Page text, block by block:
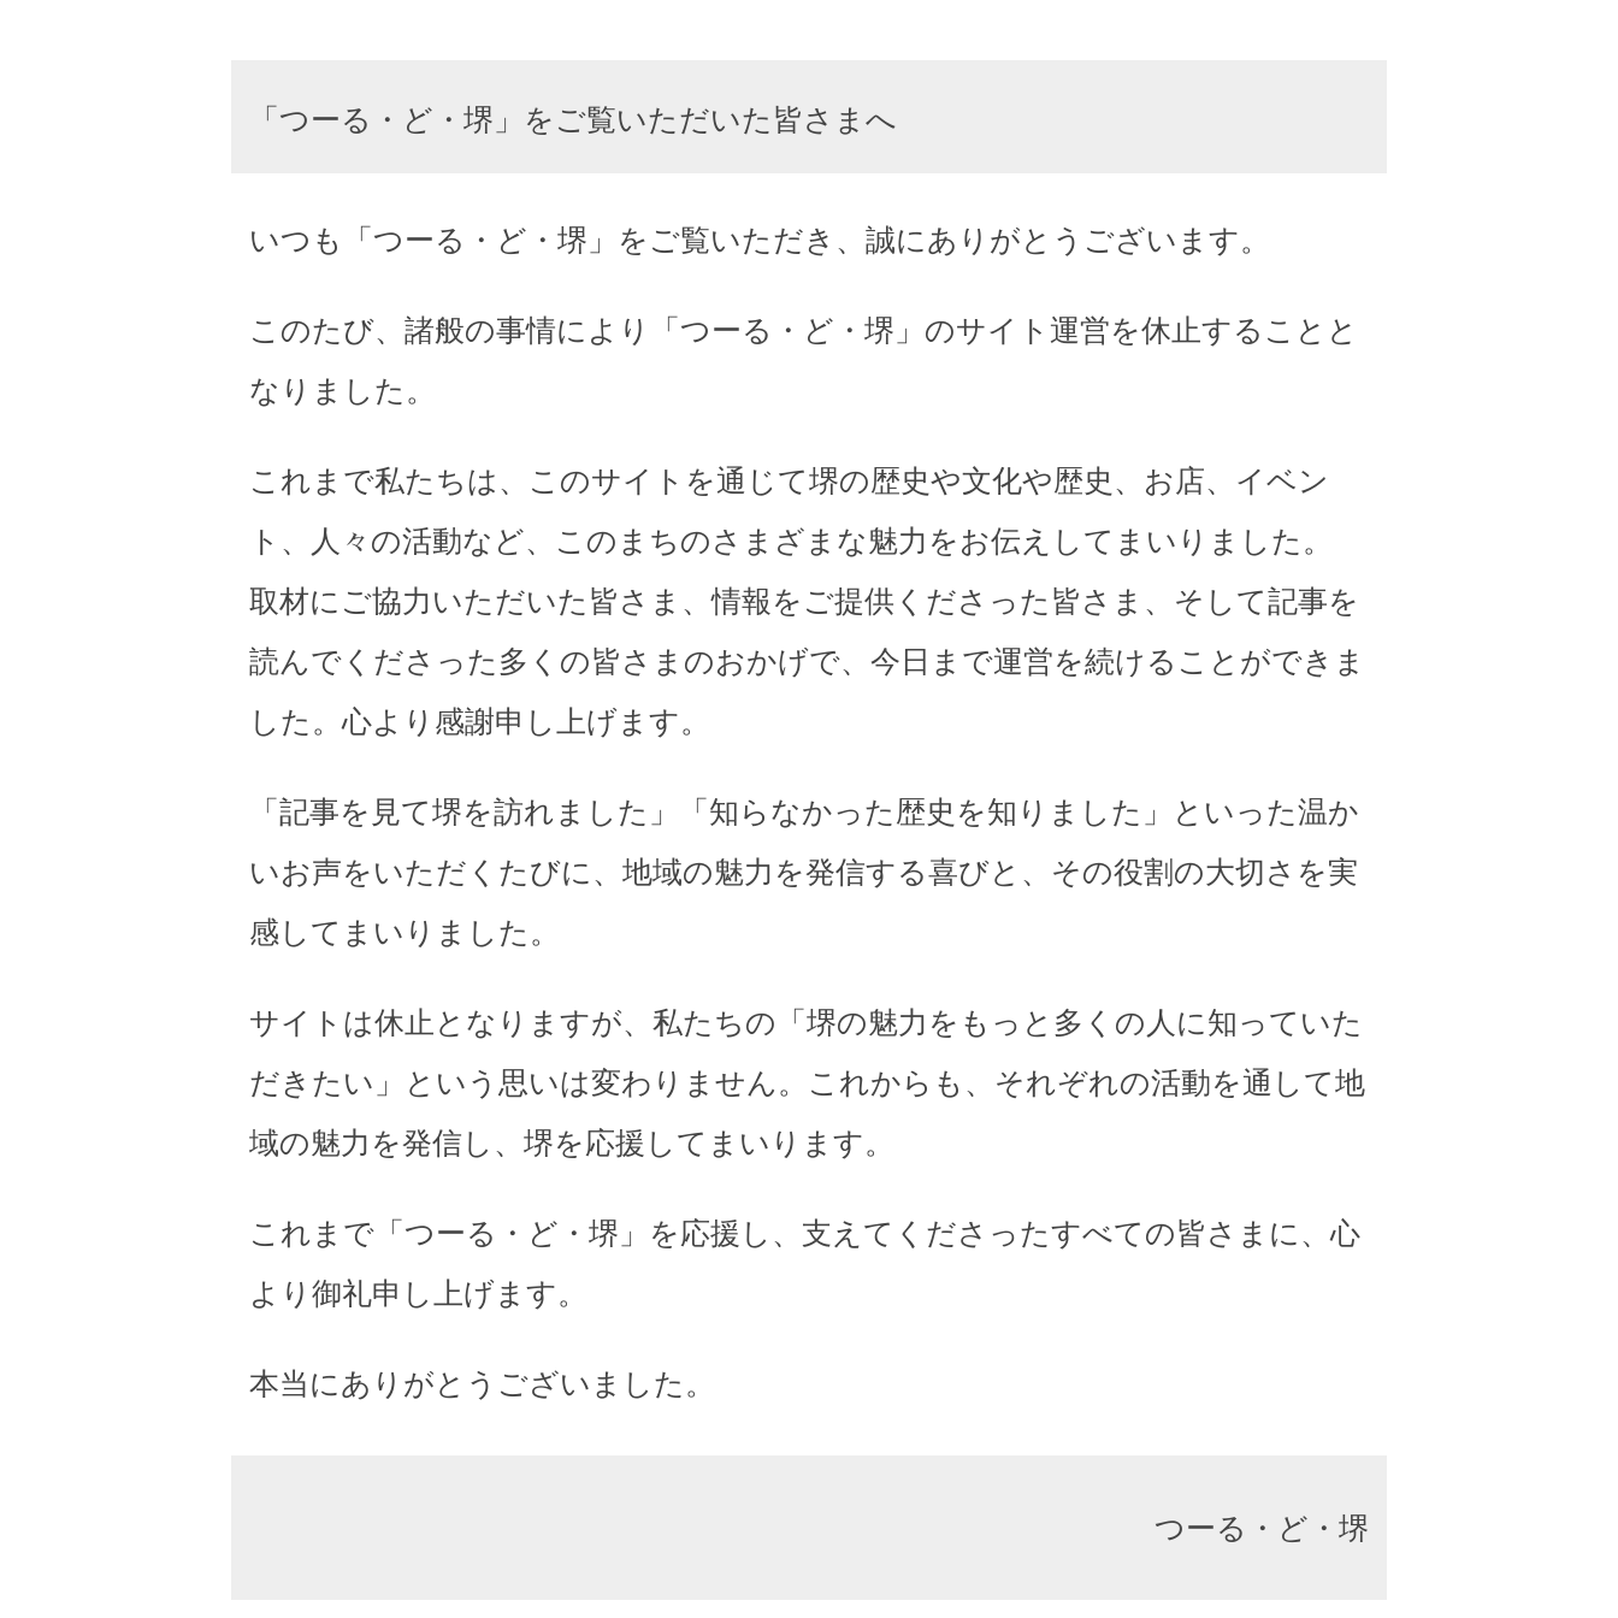
「つーる・ど・堺」をご覧いただいた皆さまへ
いつも「つーる・ど・堺」をご覧いただき、誠にありがとうございます。
このたび、諸般の事情により「つーる・ど・堺」のサイト運営を休止することと
なりました。
これまで私たちは、このサイトを通じて堺の歴史や文化や歴史、お店、イベン
ト、人々の活動など、このまちのさまざまな魅力をお伝えしてまいりました。
取材にご協力いただいた皆さま、情報をご提供くださった皆さま、そして記事を
読んでくださった多くの皆さまのおかげで、今日まで運営を続けることができま
した。心より感謝申し上げます。
「記事を見て堺を訪れました」「知らなかった歴史を知りました」といった温か
いお声をいただくたびに、地域の魅力を発信する喜びと、その役割の大切さを実
感してまいりました。
サイトは休止となりますが、私たちの「堺の魅力をもっと多くの人に知っていた
だきたい」という思いは変わりません。これからも、それぞれの活動を通して地
域の魅力を発信し、堺を応援してまいります。
これまで「つーる・ど・堺」を応援し、支えてくださったすべての皆さまに、心
より御礼申し上げます。
本当にありがとうございました。
つーる・ど・堺